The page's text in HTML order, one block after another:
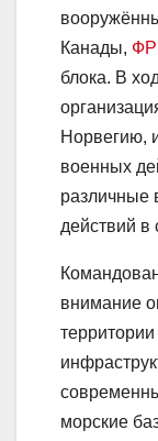
Канады,
блока. В
Норвегию,
военных
различные
действий в
внимание
морские